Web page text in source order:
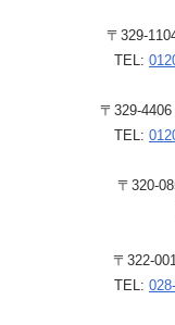
〒329-
TEL:
〒329-
TEL:
〒320-
〒322-
TEL: